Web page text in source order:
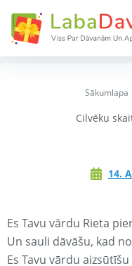
Sākumlapa
Cilvēku
14.
Es Tavu vārdu Rieta
Un sauli dāvāšu, kad
Es Tavu vārdu